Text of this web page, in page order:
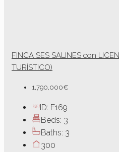
FINCA SES SALINES con
TURÍSTICO)
1,790,000€
ID: F169
Beds: 3
Baths: 3
300